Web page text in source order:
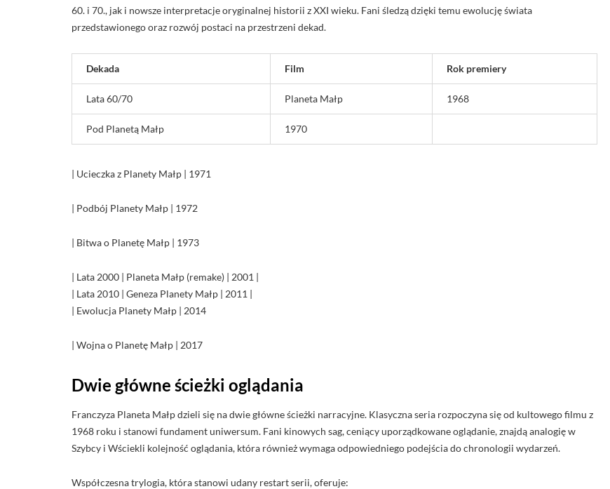
60. i 70., jak i nowsze interpretacje oryginalnej historii z XXI wieku. Fani śledzą dzięki temu ewolucję świata
przedstawionego oraz rozwój postaci na przestrzeni dekad.
Dekada Film Rok premiery
Lata 60/70 Planeta Małp 1968
Pod Planetą Małp 1970
| Ucieczka z Planety Małp | 1971
| Podbój Planety Małp | 1972
| Bitwa o Planetę Małp | 1973
| Lata 2000 | Planeta Małp (remake) | 2001 |
| Lata 2010 | Geneza Planety Małp | 2011 |
| Ewolucja Planety Małp | 2014
| Wojna o Planetę Małp | 2017
Dwie główne ścieżki oglądania
Franczyza Planeta Małp dzieli się na dwie główne ścieżki narracyjne. Klasyczna seria rozpoczyna się od kultowego filmu z
1968 roku i stanowi fundament uniwersum. Fani kinowych sag, ceniący uporządkowane oglądanie, znajdą analogię w
Szybcy i Wściekli kolejność oglądania, która również wymaga odpowiedniego podejścia do chronologii wydarzeń.
Współczesna trylogia, która stanowi udany restart serii, oferuje: